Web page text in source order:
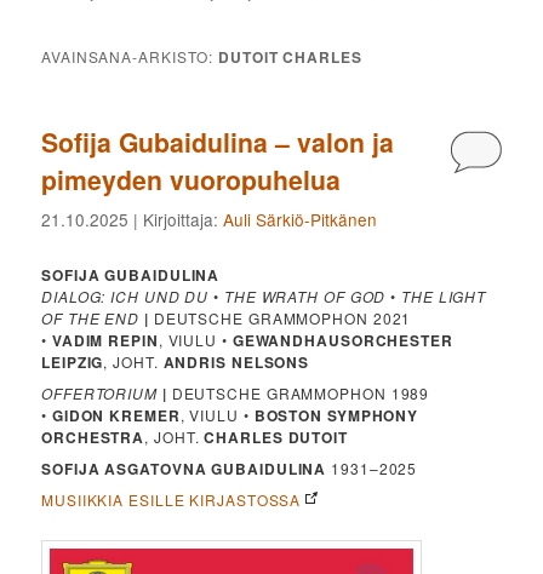
AVAINSANA-ARKISTO: DUTOIT CHARLES
Sofija Gubaidulina – valon ja
pimeyden vuoropuhelua
21.10.2025 | Kirjoittaja:Auli Särkiö-Pitkänen
SOFIJA GUBAIDULINA
DIALOG: ICH UND DU • THE WRATH OF GOD • THE LIGHT
OF THE END | DEUTSCHE GRAMMOPHON 2021
• VADIM REPIN, VIULU • GEWANDHAUSORCHESTER
LEIPZIG, JOHT. ANDRIS NELSONS
OFFERTORIUM | DEUTSCHE GRAMMOPHON 1989
• GIDON KREMER, VIULU • BOSTON SYMPHONY
ORCHESTRA, JOHT.CHARLES DUTOIT
SOFIJA ASGATOVNA GUBAIDULINA 1931–2025
MUSIIKKIA ESILLE KIRJASTOSSA